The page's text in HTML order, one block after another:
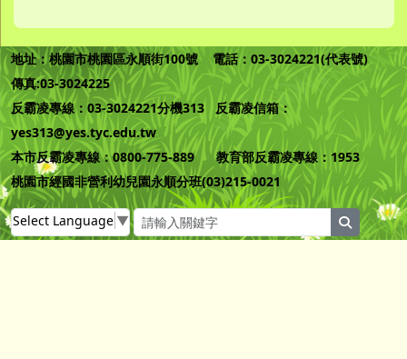
地址：桃園市桃園區永順街100號 電話：03-3024221(代表號)
傳真:03-3024225
反霸凌專線：03-3024221分機313 反霸凌信箱：
yes313@yes.tyc.edu.tw
本市反霸凌專線：0800-775-889 教育部反霸凌專線：1953
桃園市經國非營利幼兒園永順分班(03)215-0021
Select Language ▼ search